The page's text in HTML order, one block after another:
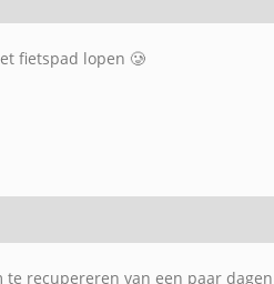
fietspad lopen 🥲
recupereren van een paar